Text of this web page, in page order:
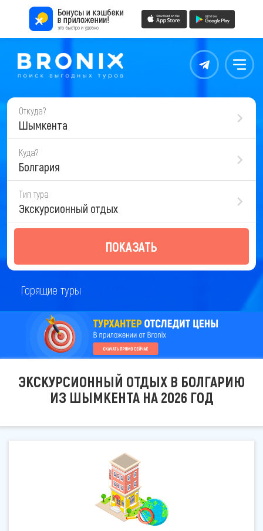
Контакты Меню
Откуда?
Шымкента
Куда?
Болгария
Тип тура
Экскурсионный отдых
ПОКАЗАТЬ
Горящие туры
ЭКСКУРСИОННЫЙ ОТДЫХ В БОЛГАРИЮ
ИЗ ШЫМКЕНТА НА 2026 ГОД